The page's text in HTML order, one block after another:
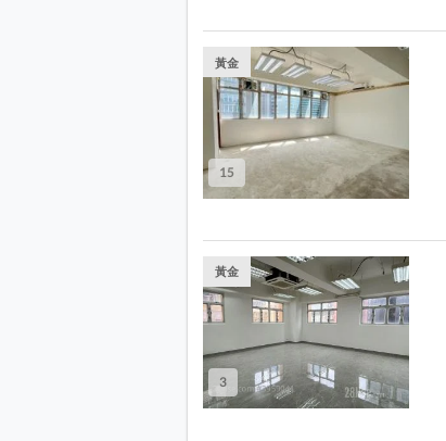
15
黃金
3
黃金